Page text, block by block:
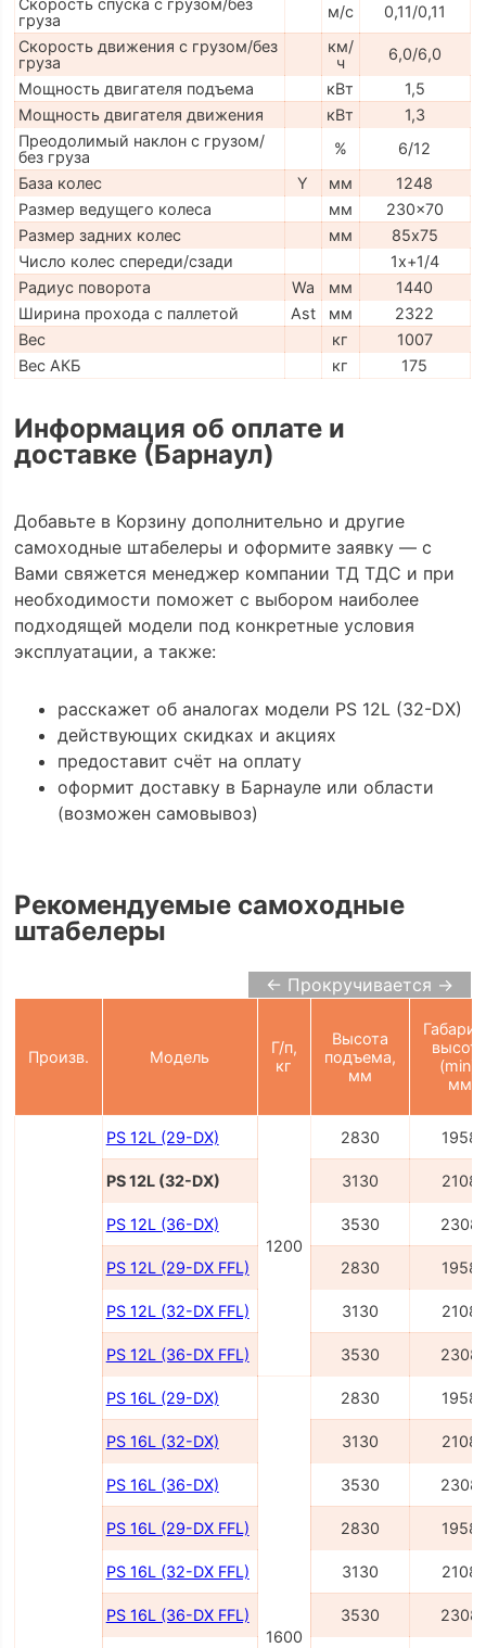
Скорость спуска с грузом/без
груза
м/с
0,11/0,11
Скорость движения с грузом/без
груза
км/
ч
6,0/6,0
Мощность двигателя подъема
кВт
1,5
Мощность двигателя движения
кВт
1,3
Преодолимый наклон с грузом/
без груза
%
6/12
База колес
Y мм
1248
Размер ведущего колеса
мм
230x70
Размер задних колес
мм
85х75
Число колес спереди/сзади
1x+1/4
Радиус поворота
Wa мм
1440
Ширина прохода с паллетой
Ast мм
2322
Вес
кг
1007
Вес АКБ
кг 175
Информация об оплате и
доставке (Барнаул)
Добавьте в Корзину дополнительно и другие
самоходные штабелеры и оформите заявку — с
Вами свяжется менеджер компании ТД ТДС и при
необходимости поможет с выбором наиболее
подходящей модели под конкретные условия
эксплуатации, а также:
расскажет об аналогах модели PS 12L (32-DX)
действующих скидках и акциях
предоставит счёт на оплату
оформит доставку в Барнауле или области
(возможен самовывоз)
Рекомендуемые самоходные
штабелеры
← Прокручивается →
Произв. Модель
Г/п,
кг
Высота
подъема,
мм
(min),
мм
PS 12L (29-DX)
1200
2830 1958
PS 12L (32-DX) 3130 2108
PS 12L (36-DX) 3530 2308
PS 12L (29-DX FFL) 2830 1958
PS 12L (32-DX FFL) 3130 2108
PS 12L (36-DX FFL) 3530 2308
PS 16L (29-DX)
1600
2830 1958
PS 16L (32-DX) 3130 2108
PS 16L (36-DX) 3530 2308
PS 16L (29-DX FFL) 2830 1958
PS 16L (32-DX FFL) 3130 2108
PS 16L (36-DX FFL) 3530 2308